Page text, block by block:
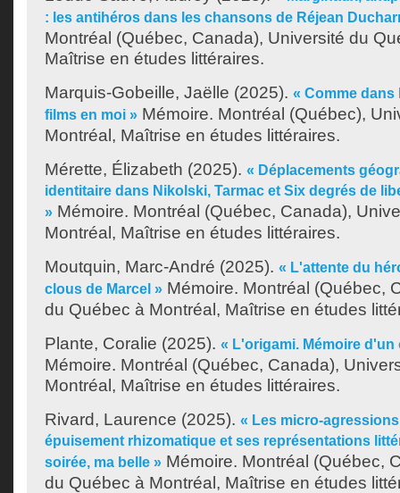
: les antihéros dans les chansons de Réjean
Montréal (Québec, Canada), Université du
Maîtrise en études littéraires.
Marquis-Gobeille, Jaëlle (2025). « Comme dans
films en moi » Mémoire. Montréal (Québec),
Montréal, Maîtrise en études littéraires.
Mérette, Élizabeth (2025). « Déplacements
identitaire dans Nikolski, Tarmac et Six degrés de
» Mémoire. Montréal (Québec, Canada),
Montréal, Maîtrise en études littéraires.
Moutquin, Marc-André (2025). « L'attente du
clous de Marcel » Mémoire. Montréal (Québec,
du Québec à Montréal, Maîtrise en études
Plante, Coralie (2025). « L'origami. Mémoire
Mémoire. Montréal (Québec, Canada),
Montréal, Maîtrise en études littéraires.
Rivard, Laurence (2025). « Les micro-
épuisement rhizomatique et ses représentations
soirée, ma belle » Mémoire. Montréal (Québec,
du Québec à Montréal, Maîtrise en études